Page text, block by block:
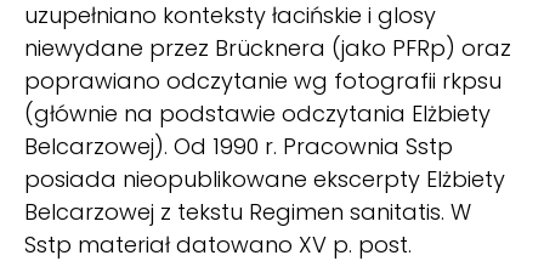
uzupełniano konteksty łacińskie i glosy
niewydane przez Brücknera (jako PFRp) oraz
poprawiano odczytanie wg fotografii rkpsu
(głównie na podstawie odczytania Elżbiety
Belcarzowej). Od 1990 r. Pracownia Sstp
posiada nieopublikowane ekscerpty Elżbiety
Belcarzowej z tekstu Regimen sanitatis. W
Sstp materiał datowano XV p. post.